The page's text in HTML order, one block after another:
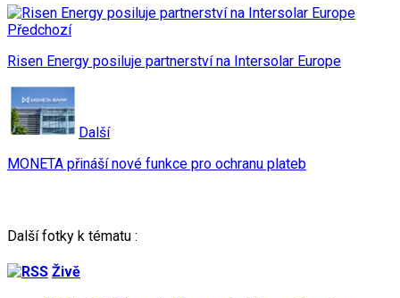
Předchozí
Risen Energy posiluje partnerství na Intersolar Europe
Další
MONETA přináší nové funkce pro ochranu plateb
Další fotky k tématu :
Živě